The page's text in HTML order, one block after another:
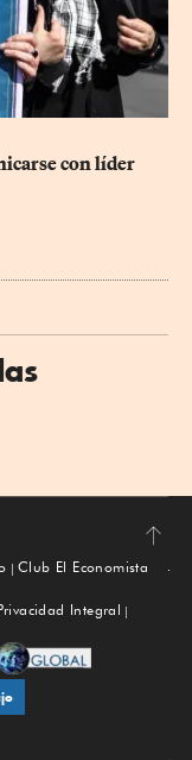
con líder
Subir
Club El Economista
Integral